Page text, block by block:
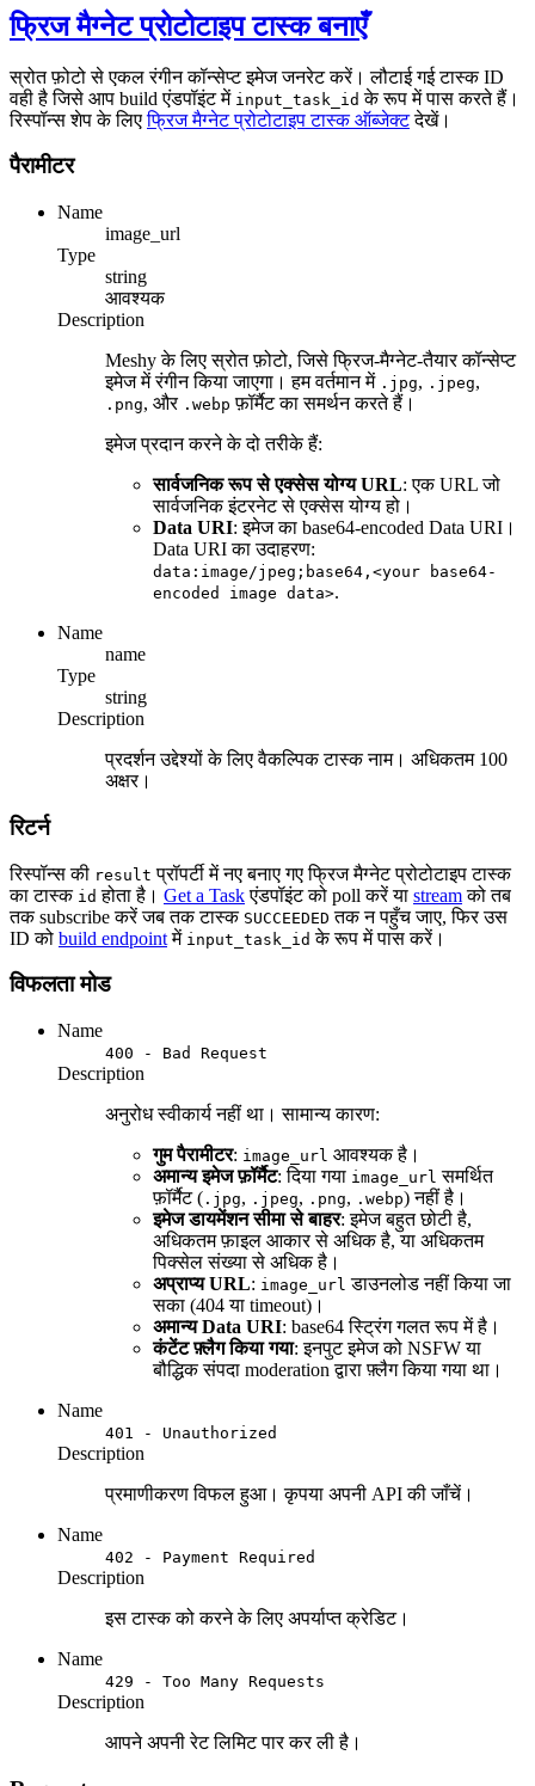
फ्रिज मैग्नेट प्रोटोटाइप टास्क बनाएँ
स्रोत फ़ोटो से एकल रंगीन कॉन्सेप्ट इमेज जनरेट करें। लौटाई गई टास्क ID
वही है जिसे आप build एंडपॉइंट में input_task_id के रूप में पास करते हैं।
रिस्पॉन्स शेप के लिएफ्रिज मैग्नेट प्रोटोटाइप टास्क ऑब्जेक्टदेखें।
पैरामीटर
Name
image_url
Type
string
आवश्यक
Description
Meshy के लिए स्रोत फ़ोटो, जिसे फ्रिज-मैग्नेट-तैयार कॉन्सेप्ट
इमेज में रंगीन किया जाएगा। हम वर्तमान में .jpg, .jpeg,
.png, और .webp फ़ॉर्मैट का समर्थन करते हैं।
इमेज प्रदान करने के दो तरीके हैं:
सार्वजनिक रूप से एक्सेस योग्य URL: एक URL जो
सार्वजनिक इंटरनेट से एक्सेस योग्य हो।
Data URI: इमेज का base64-encoded Data URI।
Data URI का उदाहरण:
data:image/jpeg;base64,<your base64-
encoded image data>.
Name
name
Type
string
Description
प्रदर्शन उद्देश्यों के लिए वैकल्पिक टास्क नाम। अधिकतम 100
अक्षर।
रिटर्न
रिस्पॉन्स की result प्रॉपर्टी में नए बनाए गए फ्रिज मैग्नेट प्रोटोटाइप टास्क
का टास्क id होता है। Get a Taskएंडपॉइंट को poll करें या streamको तब
तक subscribe करें जब तक टास्क SUCCEEDED तक न पहुँच जाए, फिर उस
ID को build endpointमें input_task_id के रूप में पास करें।
विफलता मोड
Name
400 - Bad Request
Description
अनुरोध स्वीकार्य नहीं था। सामान्य कारण:
गुम पैरामीटर: image_url आवश्यक है।
अमान्य इमेज फ़ॉर्मैट: दिया गया image_url समर्थित
फ़ॉर्मैट ( .jpg, .jpeg, .png, .webp) नहीं है।
इमेज डायमेंशन सीमा से बाहर: इमेज बहुत छोटी है,
अधिकतम फ़ाइल आकार से अधिक है, या अधिकतम
पिक्सेल संख्या से अधिक है।
अप्राप्य URL: image_url डाउनलोड नहीं किया जा
सका (404 या timeout)।
अमान्य Data URI: base64 स्ट्रिंग गलत रूप में है।
कंटेंट फ़्लैग किया गया: इनपुट इमेज को NSFW या
बौद्धिक संपदा moderation द्वारा फ़्लैग किया गया था।
Name
401 - Unauthorized
Description
प्रमाणीकरण विफल हुआ। कृपया अपनी API की जाँचें।
Name
402 - Payment Required
Description
इस टास्क को करने के लिए अपर्याप्त क्रेडिट।
Name
429 - Too Many Requests
Description
आपने अपनी रेट लिमिट पार कर ली है।